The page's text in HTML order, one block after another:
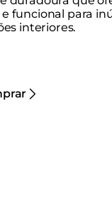
funcional para
interiores.